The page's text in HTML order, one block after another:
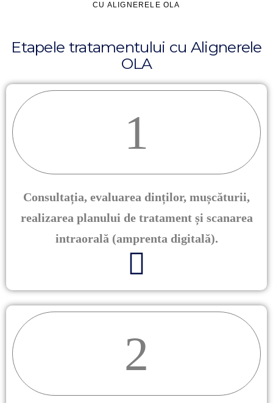
CU ALIGNERELE OLA
Etapele tratamentului cu Alignerele
OLA
1
Consultația, evaluarea dinților, mușcăturii,
realizarea planului de tratament și scanarea
intraorală (amprenta digitală).
2